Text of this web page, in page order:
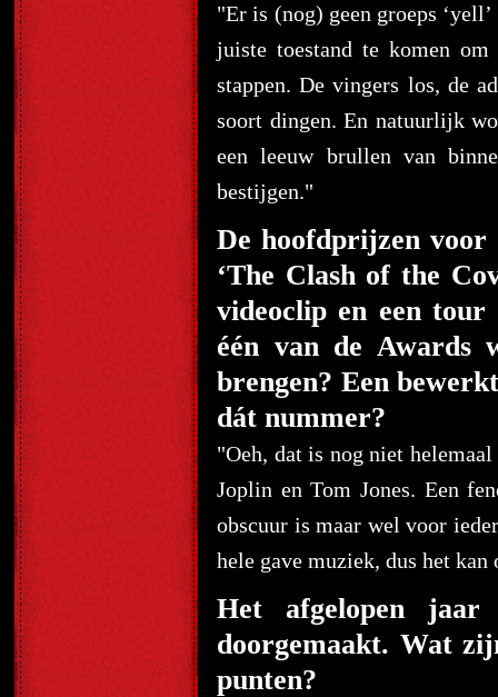
"Er is (nog) geen groeps
juiste toestand te komen
stappen. De vingers los, de
soort dingen. En natuurlijk
een leeuw brullen van
bestijgen."
De hoofdprijzen
‘The Clash of the
videoclip en een
één van de Awards
brengen? Een
dát nummer?
"Oeh, dat is nog niet helemaal
Joplin en Tom Jones. Een
obscuur is maar wel voor
hele gave muziek, dus het
Het afgelopen
doorgemaakt. Wat
punten?